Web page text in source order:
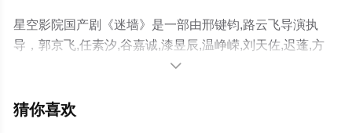
星空影院国产剧《迷墙》是一部由邢键钧,路云飞导演执
导，郭京飞,任素汐,谷嘉诚,漆昱辰,温峥嵘,刘天佐,迟蓬,方
芳,董博,朱袁员,王伯昭,郑楚一等演员精彩演绎的中国大陆
观看高清无删减完整版电视剧全集来上星空影视就够了，

猜你喜欢